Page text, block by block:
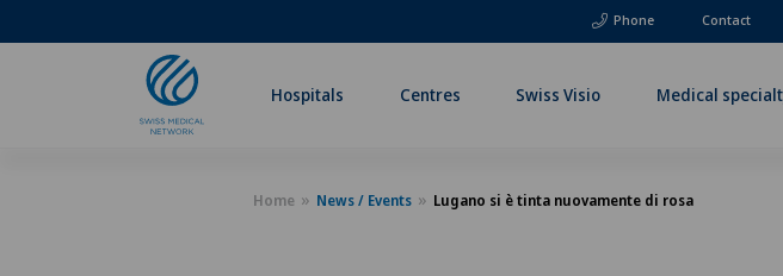
Phone Contact
Hospitals Centres Swiss Visio Medical
Home News / Events Lugano si è tinta nuovamente di rosa